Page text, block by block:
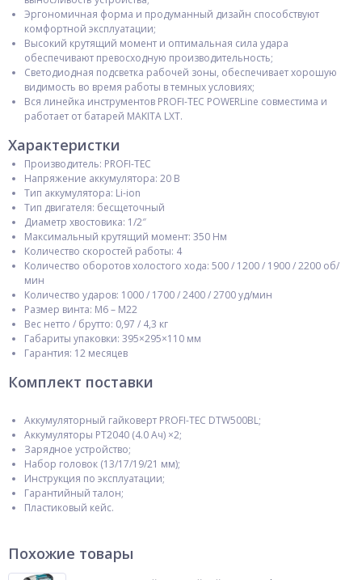
Эргономичная форма и продуманный дизайн способствуют
комфортной эксплуатации;
Высокий крутящий момент и оптимальная сила удара
обеспечивают превосходную производительность;
Светодиодная подсветка рабочей зоны, обеспечивает хорошую
видимость во время работы в темных условиях;
Вся линейка инструментов PROFI-TEC POWERLine совместима и
работает от батарей MAKITA LXT.
Характеристки
Производитель: PROFI-TEC
Напряжение аккумулятора: 20 В
Тип аккумулятора: Li-ion
Тип двигателя: бесщеточный
Диаметр хвостовика: 1/2″
Максимальный крутящий момент: 350 Нм
Количество скоростей работы: 4
Количество оборотов холостого хода: 500 / 1200 / 1900 / 2200 об/
мин
Количество ударов: 1000 / 1700 / 2400 / 2700 уд/мин
Размер винта: M6 – M22
Вес нетто / брутто: 0,97 / 4,3 кг
Габариты упаковки: 395×295×110 мм
Гарантия: 12 месяцев
Комплект поставки
Аккумуляторный гайковерт PROFI-TEC DTW500BL;
Аккумуляторы PT2040 (4.0 Ач) ×2;
Зарядное устройство;
Набор головок (13/17/19/21 мм);
Инструкция по эксплуатации;
Гарантийный талон;
Пластиковый кейс.
Похожие товары